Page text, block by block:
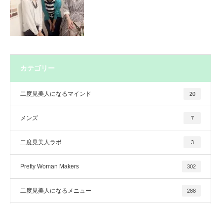
カテゴリー
二度見美人になるマインド 20
メンズ 7
二度見美人ラボ 3
Pretty Woman Makers 302
二度見美人になるメニュー 288